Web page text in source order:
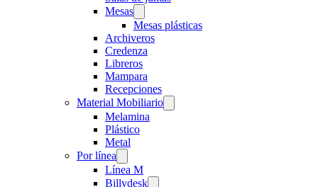
Mesas
Mesas plásticas
Archiveros
Credenza
Libreros
Mampara
Recepciones
Material Mobiliario
Melamina
Plástico
Metal
Por línea
Línea M
Billydesk